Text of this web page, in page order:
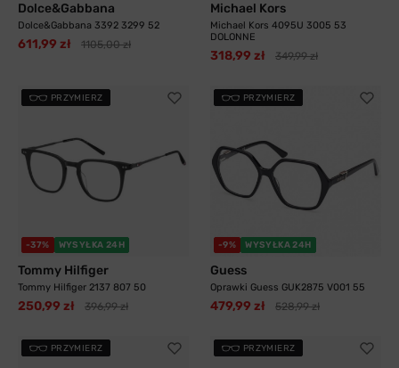
Dolce&Gabbana
Dolce&Gabbana 3392 3299 52
611,99 zł 1105,00 zł
Michael Kors
Michael Kors 4095U 3005 53
DOLONNE
318,99 zł 349,99 zł
PRZYMIERZ
-37% WYSYŁKA 24H
Tommy Hilfiger
Tommy Hilfiger 2137 807 50
250,99 zł 396,99 zł
PRZYMIERZ
-9% WYSYŁKA 24H
Guess
Oprawki Guess GUK2875 V001 55
479,99 zł 528,99 zł
PRZYMIERZ PRZYMIERZ